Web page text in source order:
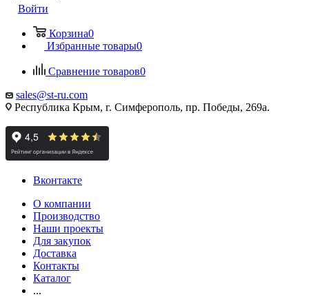
Войти
Корзина0
Избранные товары0
Сравнение товаров0
sales@st-ru.com
Республика Крым, г. Симферополь, пр. Победы, 269а.
Вконтакте
О компании
Производство
Наши проекты
Для закупок
Доставка
Контакты
Каталог
...